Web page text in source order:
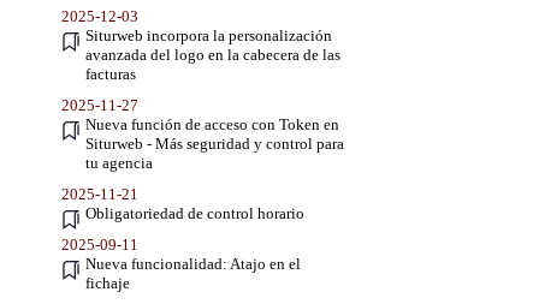
2025-12-03
Siturweb incorpora la personalización
avanzada del logo en la cabecera de las
facturas
2025-11-27
Nueva función de acceso con Token en
Siturweb - Más seguridad y control para
tu agencia
2025-11-21
Obligatoriedad de control horario
2025-09-11
Nueva funcionalidad: Atajo en el
fichaje